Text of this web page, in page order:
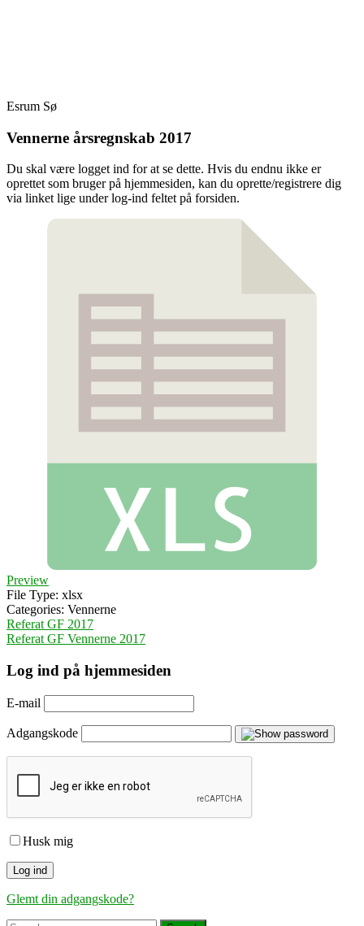
Esrum Sø
Vennerne årsregnskab 2017
Du skal være logget ind for at se dette. Hvis du endnu ikke er
oprettet som bruger på hjemmesiden, kan du oprette/registrere dig
via linket lige under log-ind feltet på forsiden.
Preview
File Type: xlsx
Categories: Vennerne
Indlægsnavigation
Referat GF 2017
Referat GF Vennerne 2017
Log ind på hjemmesiden
E-mail
Adgangskode
Husk mig
Glemt din adgangskode?